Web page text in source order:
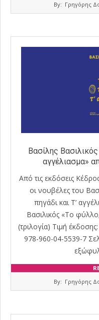
By: Γρηγόρης
Βασίλης
αγγέλιασμα»
Από τις εκδόσεις
οι νουβέλες του
πηγάδι και Τ’
Βασιλικός «Το
(τριλογία) Τιμή
978-960-04-5539-7
By: Γρηγόρης